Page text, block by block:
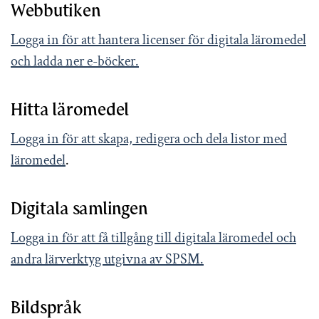
Webbutiken
Logga in för att hantera licenser för digitala läromedel
och ladda ner e-böcker.
Hitta läromedel
Logga in för att skapa, redigera och dela listor med
läromedel.
Digitala samlingen
Logga in för att få tillgång till digitala läromedel och
andra lärverktyg utgivna av SPSM.
Bildspråk